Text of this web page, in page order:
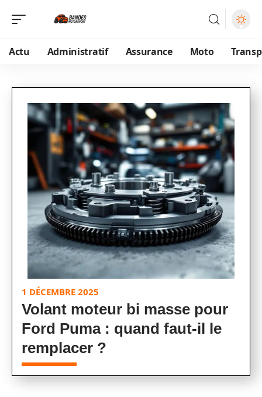
Actu Administratif Assurance Moto
1 DÉCEMBRE 2025
Volant moteur bi masse pour
Ford Puma : quand faut-il le
remplacer ?